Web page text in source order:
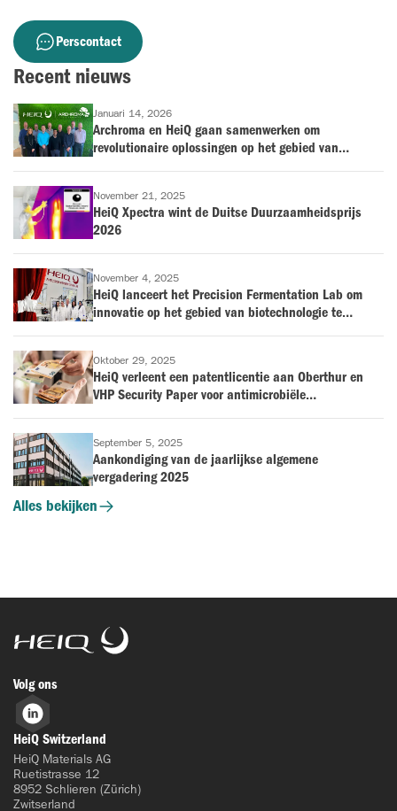
Perscontact
Recent nieuws
Januari 14, 2026
Archroma en HeiQ gaan samenwerken om
revolutionaire oplossingen op het gebied van
November 21, 2025
HeiQ Xpectra wint de Duitse Duurzaamheidsprijs
2026
November 4, 2025
HeiQ lanceert het Precision Fermentation Lab om
innovatie op het gebied van biotechnologie te
Oktober 29, 2025
HeiQ verleent een patentlicentie aan Oberthur en
VHP Security Paper voor antimicrobiële
September 5, 2025
Aankondiging van de jaarlijkse algemene
vergadering 2025
Alles bekijken
HeiQ
Volg ons
LinkedIn
HeiQ Switzerland
HeiQ Materials AG
Ruetistrasse 12
8952 Schlieren (Zürich)
Zwitserland